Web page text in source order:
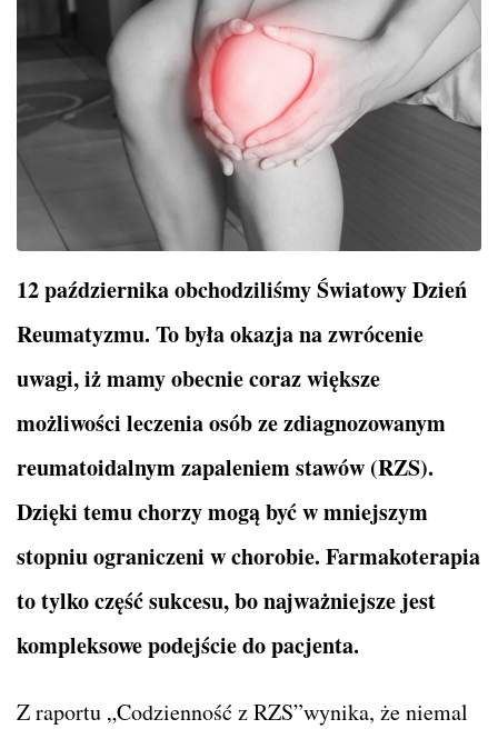
12 października obchodziliśmy Światowy Dzień
Reumatyzmu. To była okazja na zwrócenie
uwagi, iż mamy obecnie coraz większe
możliwości leczenia osób ze zdiagnozowanym
reumatoidalnym zapaleniem stawów (RZS).
Dzięki temu chorzy mogą być w mniejszym
stopniu ograniczeni w chorobie. Farmakoterapia
to tylko część sukcesu, bo najważniejsze jest
kompleksowe podejście do pacjenta.
Z raportu „Codzienność z RZS”wynika, że niemal